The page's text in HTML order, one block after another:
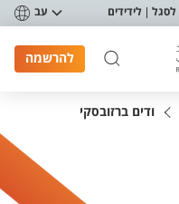
לסגל לידידים עב
להרשמה
ודים ברזובסקי